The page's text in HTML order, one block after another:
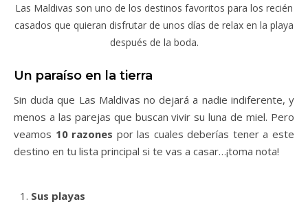
Las Maldivas son uno de los destinos favoritos para los recién
casados que quieran disfrutar de unos días de relax en la playa
después de la boda.
Un paraíso en la tierra
Sin duda que Las Maldivas no dejará a nadie indiferente, y
menos a las parejas que buscan vivir su luna de miel. Pero
veamos 10 razones por las cuales deberías tener a este
destino en tu lista principal si te vas a casar…¡toma nota!
Sus playas